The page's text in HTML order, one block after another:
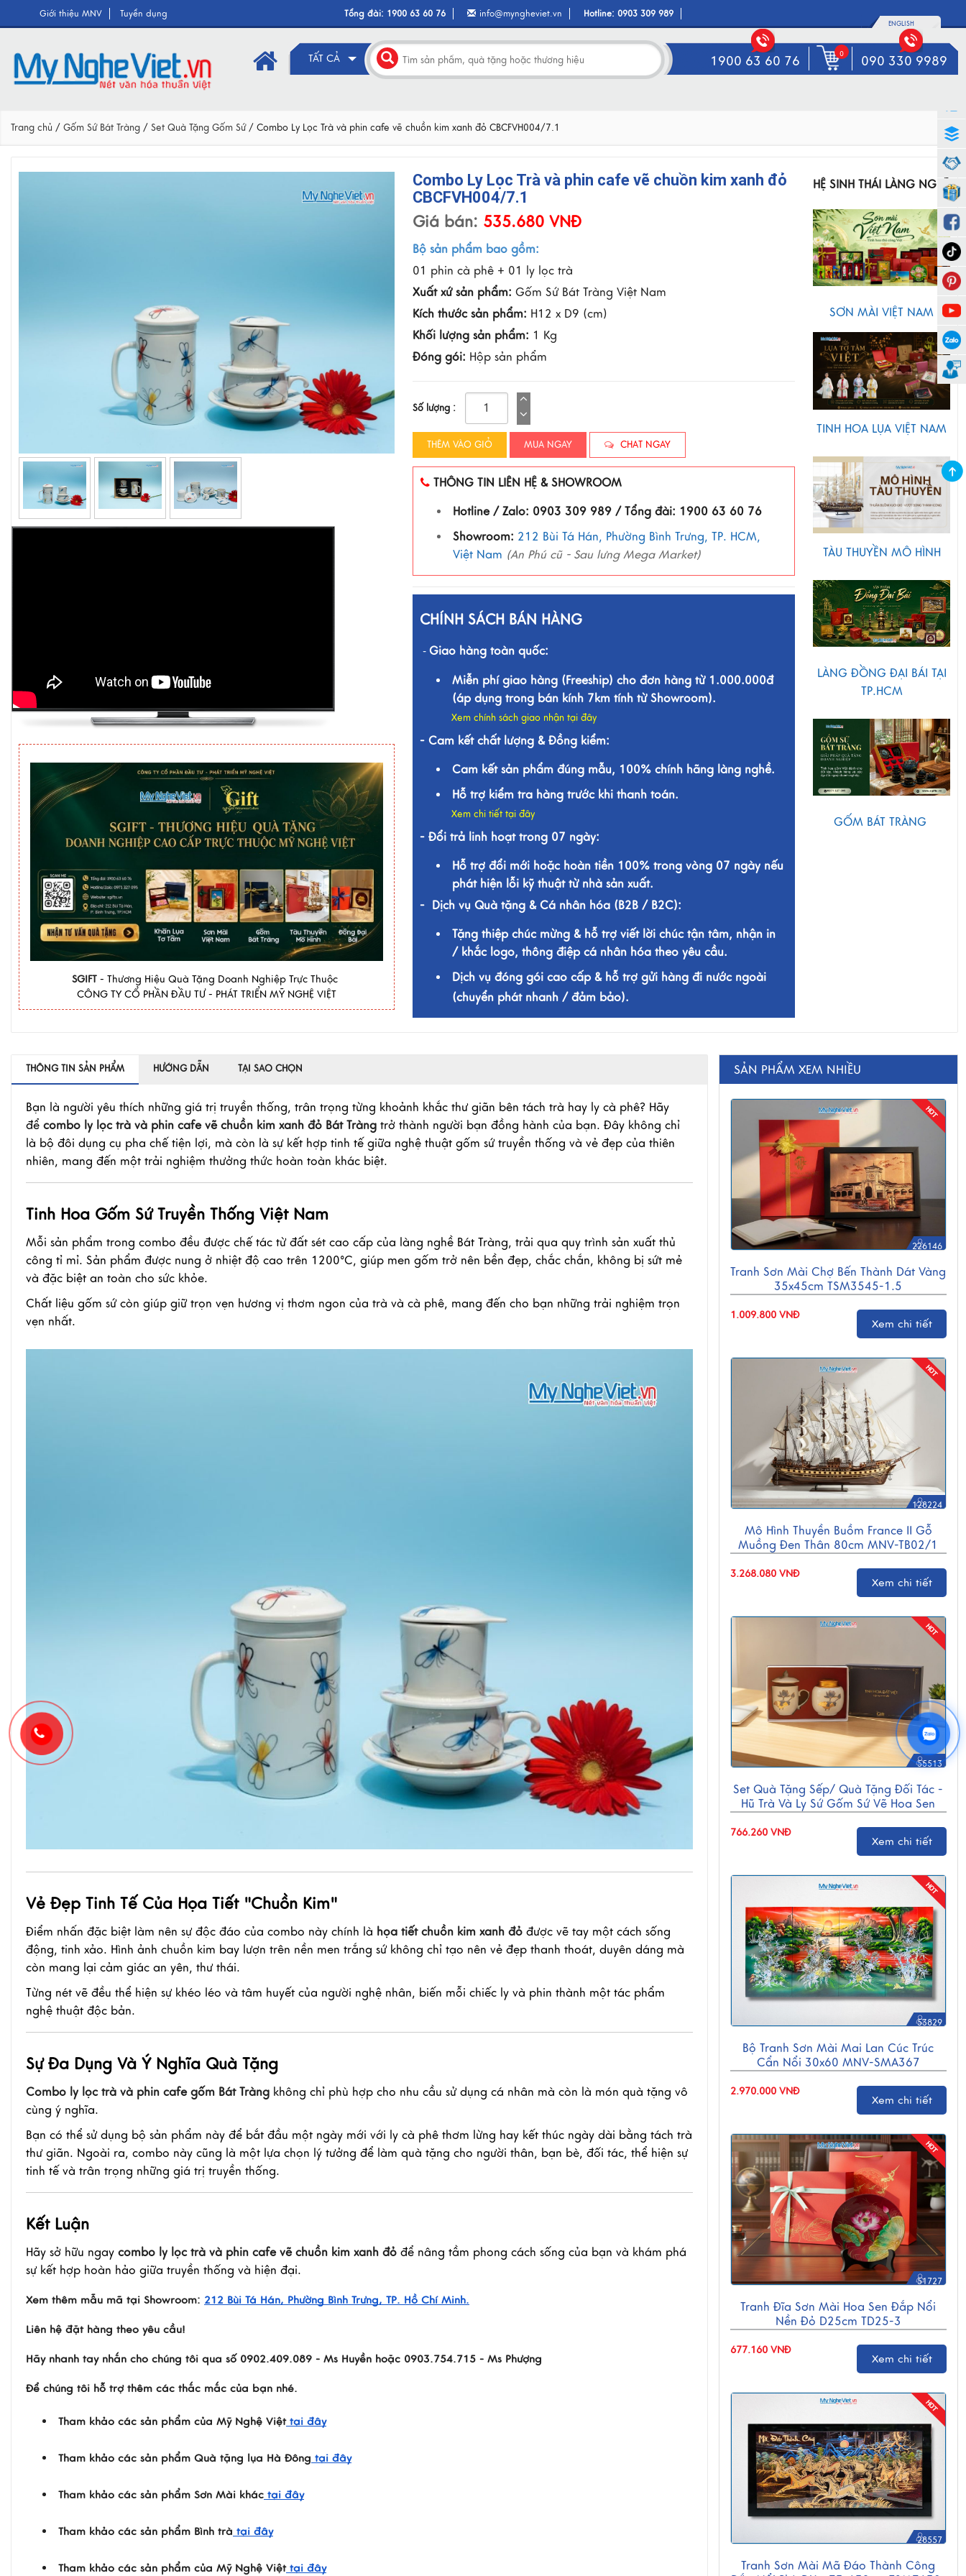
Giới thiệu MNV Tuyển dụng Tổng đài: 1900 63 60 76 info@myngheviet.vn Hotline:0903 309 989
ENGLISH
TẤT CẢ 1900 63 60 76 0 090 330 9989
Trang chủ / Gốm Sứ Bát Tràng / Set Quà Tặng Gốm Sứ/ Combo Ly Lọc Trà và phin cafe vẽ chuồn kim xanh đỏ CBCFVH004/7.1
SGIFT - Thương Hiệu Quà Tặng Doanh Nghiệp Trực Thuộc
CÔNG TY CỔ PHẦN ĐẦU TƯ - PHÁT TRIỂN MỸ NGHỆ VIỆT
Combo Ly Lọc Trà và phin cafe vẽ chuồn kim xanh đỏ
CBCFVH004/7.1
Giá bán: 535.680 VNĐ
Bộ sản phẩm bao gồm:
01 phin cà phê + 01 ly lọc trà
Xuất xứ sản phẩm: Gốm Sứ Bát Tràng Việt Nam
Kích thước sản phẩm: H12 x D9 (cm)
Khối lượng sản phẩm: 1 Kg
Đóng gói: Hộp sản phẩm
Số lượng :
THÊM VÀO GIỎ MUA NGAY CHAT NGAY
THÔNG TIN LIÊN HỆ & SHOWROOM
Hotline / Zalo: 0903 309 989 / Tổng đài: 1900 63 60 76
Showroom: 212 Bùi Tá Hán, Phường Bình Trưng, TP. HCM,
Việt Nam (An Phú cũ - Sau lưng Mega Market)
CHÍNH SÁCH BÁN HÀNG
- Giao hàng toàn quốc:
Miễn phí giao hàng (Freeship) cho đơn hàng từ 1.000.000đ
(áp dụng trong bán kính 7km tính từ Showroom).
Xem chính sách giao nhận tại đây
- Cam kết chất lượng & Đồng kiểm:
Cam kết sản phẩm đúng mẫu, 100% chính hãng làng nghề.
Hỗ trợ kiểm tra hàng trước khi thanh toán.
Xem chi tiết tại đây
- Đổi trả linh hoạt trong 07 ngày:
Hỗ trợ đổi mới hoặc hoàn tiền 100% trong vòng 07 ngày nếu
phát hiện lỗi kỹ thuật từ nhà sản xuất.
- Dịch vụ Quà tặng & Cá nhân hóa (B2B / B2C):
Tặng thiệp chúc mừng & hỗ trợ viết lời chúc tận tâm, nhận in
/ khắc logo, thông điệp cá nhân hóa theo yêu cầu.
Dịch vụ đóng gói cao cấp & hỗ trợ gửi hàng đi nước ngoài
(chuyển phát nhanh / đảm bảo).
HỆ SINH THÁI LÀNG NGHỀ
SƠN MÀI VIỆT NAM
TINH HOA LỤA VIỆT NAM
TÀU THUYỀN MÔ HÌNH
LÀNG ĐỒNG ĐẠI BÁI TẠI
TP.HCM
GỐM BÁT TRÀNG
THÔNG TIN SẢN PHẨM HƯỚNG DẪN TẠI SAO CHỌN
Bạn là người yêu thích những giá trị truyền thống, trân trọng từng khoảnh khắc thư giãn bên tách trà hay ly cà phê? Hãy
để combo ly lọc trà và phin cafe vẽ chuồn kim xanh đỏ Bát Tràng trở thành người bạn đồng hành của bạn. Đây không chỉ
là bộ đôi dụng cụ pha chế tiện lợi, mà còn là sự kết hợp tinh tế giữa nghệ thuật gốm sứ truyền thống và vẻ đẹp của thiên
nhiên, mang đến một trải nghiệm thưởng thức hoàn toàn khác biệt.
Tinh Hoa Gốm Sứ Truyền Thống Việt Nam
Mỗi sản phẩm trong combo đều được chế tác từ đất sét cao cấp của làng nghề Bát Tràng, trải qua quy trình sản xuất thủ
công tỉ mỉ. Sản phẩm được nung ở nhiệt độ cao trên 1200°C, giúp men gốm trở nên bền đẹp, chắc chắn, không bị sứt mẻ
và đặc biệt an toàn cho sức khỏe.
Chất liệu gốm sứ còn giúp giữ trọn vẹn hương vị thơm ngon của trà và cà phê, mang đến cho bạn những trải nghiệm trọn
vẹn nhất.
Vẻ Đẹp Tinh Tế Của Họa Tiết "Chuồn Kim"
Điểm nhấn đặc biệt làm nên sự độc đáo của combo này chính là họa tiết chuồn kim xanh đỏ được vẽ tay một cách sống
động, tinh xảo. Hình ảnh chuồn kim bay lượn trên nền men trắng sứ không chỉ tạo nên vẻ đẹp thanh thoát, duyên dáng mà
còn mang lại cảm giác an yên, thư thái.
Từng nét vẽ đều thể hiện sự khéo léo và tâm huyết của người nghệ nhân, biến mỗi chiếc ly và phin thành một tác phẩm
nghệ thuật độc bản.
Sự Đa Dụng Và Ý Nghĩa Quà Tặng
Combo ly lọc trà và phin cafe gốm Bát Tràng không chỉ phù hợp cho nhu cầu sử dụng cá nhân mà còn là món quà tặng vô
cùng ý nghĩa.
Bạn có thể sử dụng bộ sản phẩm này để bắt đầu một ngày mới với ly cà phê thơm lừng hay kết thúc ngày dài bằng tách trà
thư giãn. Ngoài ra, combo này cũng là một lựa chọn lý tưởng để làm quà tặng cho người thân, bạn bè, đối tác, thể hiện sự
tinh tế và trân trọng những giá trị truyền thống.
Kết Luận
Hãy sở hữu ngay combo ly lọc trà và phin cafe vẽ chuồn kim xanh đỏ để nâng tầm phong cách sống của bạn và khám phá
sự kết hợp hoàn hảo giữa truyền thống và hiện đại.
Xem thêm mẫu mã tại Showroom: 212 Bùi Tá Hán, Phường Bình Trưng, TP. Hồ Chí Minh.
Liên hệ đặt hàng theo yêu cầu!
Hãy nhanh tay nhắn cho chúng tôi qua số 0902.409.089 - Ms Huyền hoặc 0903.754.715 - Ms Phượng
Để chúng tôi hỗ trợ thêm các thắc mắc của bạn nhé.
Tham khảo các sản phẩm của Mỹ Nghệ Việttại đây
Tham khảo các sản phẩm Quà tặng lụa Hà Đông tại đây
Tham khảo các sản phẩm Sơn Mài khác tại đây
Tham khảo các sản phẩm Bình trà tại đây
Tham khảo các sản phẩm của Mỹ Nghệ Việttại đây
SẢN PHẨM XEM NHIỀU
226146
Tranh Sơn Mài Chợ Bến Thành Dát Vàng
35x45cm TSM3545-1.5
1.009.800 VNĐ
Xem chi tiết
128224
Mô Hình Thuyền Buồm France II Gỗ
Muồng Đen Thân 80cm MNV-TB02/1
3.268.080 VNĐ
Xem chi tiết
55513
Set Quà Tặng Sếp/ Quà Tặng Đối Tác -
Hũ Trà Và Ly Sứ Gốm Sứ Vẽ Hoa Sen
766.260 VNĐ
Xem chi tiết
53829
Bộ Tranh Sơn Mài Mai Lan Cúc Trúc
Cẩn Nổi 30x60 MNV-SMA367
2.970.000 VNĐ
Xem chi tiết
51727
Tranh Đĩa Sơn Mài Hoa Sen Đắp Nổi
Nền Đỏ D25cm TD25-3
677.160 VNĐ
Xem chi tiết
28557
Tranh Sơn Mài Mã Đáo Thành Công